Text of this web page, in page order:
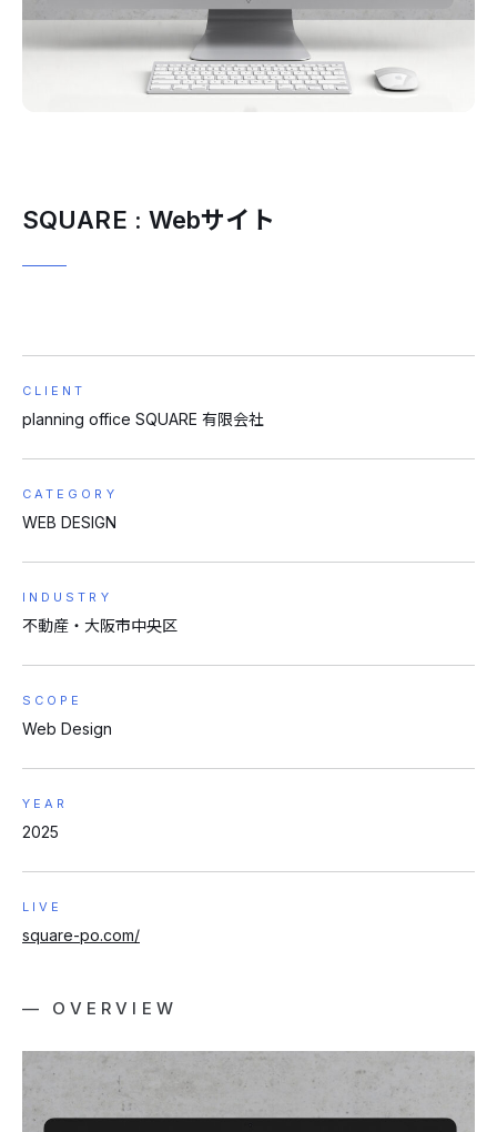
SQUARE : Webサイト
CLIENT
planning office SQUARE 有限会社
CATEGORY
WEB DESIGN
INDUSTRY
不動産・大阪市中央区
SCOPE
Web Design
YEAR
2025
LIVE
square-po.com/
— OVERVIEW